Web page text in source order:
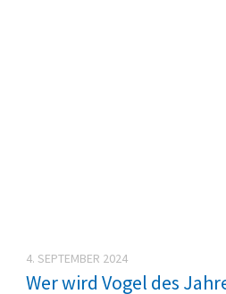
4. SEPTEMBER 2024
Wer wird Vogel des